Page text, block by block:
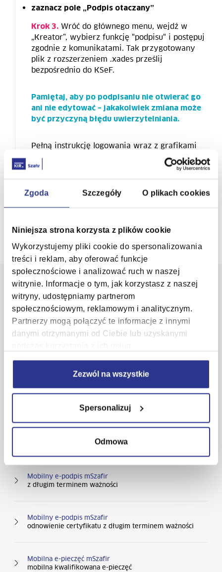
Zgoda Szczegóły O plikach cookies
Niniejsza strona korzysta z plików cookie
Wykorzystujemy pliki cookie do spersonalizowania
treści i reklam, aby oferować funkcje
społecznościowe i analizować ruch w naszej
witrynie. Informacje o tym, jak korzystasz z naszej
witryny, udostępniamy partnerom
społecznościowym, reklamowym i analitycznym.
Partnerzy mogą połączyć te informacje z innymi
danymi otrzymanymi od Ciebie lub uzyskanymi
Zezwól na wszystkie
Spersonalizuj
Odmowa
zaznacz pole „Podpis otaczany”
Krok 3. Wróć do głównego menu, wejdź w
„Kreator”, wybierz funkcję "podpisu" i postępuj
zgodnie z komunikatami. Tak przygotowany
plik z rozszerzeniem .xades prześlij
bezpośrednio do KSeF.
Pamiętaj, aby po podpisaniu nie otwierać go
ani nie edytować – jakakolwiek zmiana może
być przyczyną błędu uwierzytelniania.
Pełną instrukcję logowania wraz z grafikami
znajdziesz
najczęstsze pytania do KSeF
Powrót
Kolumna nr 1
Podpis elektroniczny Szafir
kwalifikowany
niekwalifikowany
Podpis elektroniczny Szafir
Odnowienie certyfikatów
Kolumna nr 2
do jednorazowego podpisu
Mobilny e-podpis mSzafir
z długim terminem ważności
Mobilny e-podpis mSzafir
odnowienie certyfikatu z długim terminem ważności
Mobilna e-pieczęć mSzafir
mobilna kwalifikowana e-pieczęć